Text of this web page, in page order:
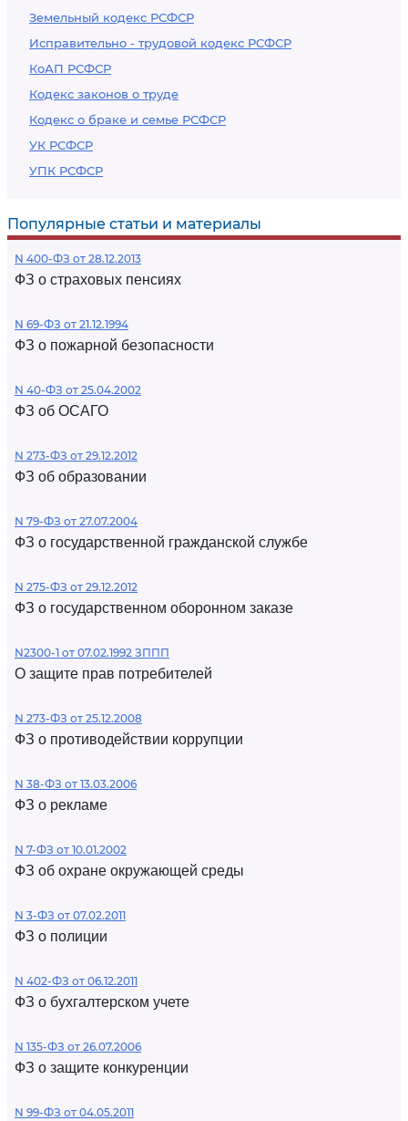
Земельный кодекс РСФСР
Исправительно - трудовой кодекс РСФСР
КоАП РСФСР
Кодекс законов о труде
Кодекс о браке и семье РСФСР
УК РСФСР
УПК РСФСР
Популярные статьи и материалы
N 400-ФЗ от 28.12.2013
ФЗ о страховых пенсиях
N 69-ФЗ от 21.12.1994
ФЗ о пожарной безопасности
N 40-ФЗ от 25.04.2002
ФЗ об ОСАГО
N 273-ФЗ от 29.12.2012
ФЗ об образовании
N 79-ФЗ от 27.07.2004
ФЗ о государственной гражданской службе
N 275-ФЗ от 29.12.2012
ФЗ о государственном оборонном заказе
N2300-1 от 07.02.1992 ЗППП
О защите прав потребителей
N 273-ФЗ от 25.12.2008
ФЗ о противодействии коррупции
N 38-ФЗ от 13.03.2006
ФЗ о рекламе
N 7-ФЗ от 10.01.2002
ФЗ об охране окружающей среды
N 3-ФЗ от 07.02.2011
ФЗ о полиции
N 402-ФЗ от 06.12.2011
ФЗ о бухгалтерском учете
N 135-ФЗ от 26.07.2006
ФЗ о защите конкуренции
N 99-ФЗ от 04.05.2011